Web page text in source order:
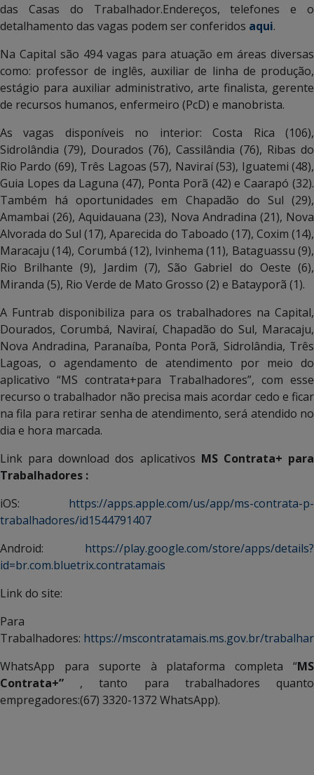
das Casas do Trabalhador.Endereços, telefones e o
detalhamento das vagas podem ser conferidos aqui.
Na Capital são 494 vagas para atuação em áreas diversas
como: professor de inglês, auxiliar de linha de produção,
estágio para auxiliar administrativo, arte finalista, gerente
de recursos humanos, enfermeiro (PcD) e manobrista.
As vagas disponíveis no interior: Costa Rica (106),
Sidrolândia (79), Dourados (76), Cassilândia (76), Ribas do
Rio Pardo (69), Três Lagoas (57), Naviraí (53), Iguatemi (48),
Guia Lopes da Laguna (47), Ponta Porã (42) e Caarapó (32).
Também há oportunidades em Chapadão do Sul (29),
Amambai (26), Aquidauana (23), Nova Andradina (21), Nova
Alvorada do Sul (17), Aparecida do Taboado (17), Coxim (14),
Maracaju (14), Corumbá (12), Ivinhema (11), Bataguassu (9),
Rio Brilhante (9), Jardim (7), São Gabriel do Oeste (6),
Miranda (5), Rio Verde de Mato Grosso (2) e Batayporã (1).
A Funtrab disponibiliza para os trabalhadores na Capital,
Dourados, Corumbá, Naviraí, Chapadão do Sul, Maracaju,
Nova Andradina, Paranaíba, Ponta Porã, Sidrolândia, Três
Lagoas, o agendamento de atendimento por meio do
aplicativo “MS contrata+para Trabalhadores”, com esse
recurso o trabalhador não precisa mais acordar cedo e ficar
na fila para retirar senha de atendimento, será atendido no
dia e hora marcada.
Link para download dos aplicativos MS Contrata+ para
Trabalhadores :
iOS: https://apps.apple.com/us/app/ms-contrata-p-
trabalhadores/id1544791407
Android: https://play.google.com/store/apps/details?
id=br.com.bluetrix.contratamais
Link do site:
Para
Trabalhadores: https://mscontratamais.ms.gov.br/trabalhar
WhatsApp para suporte à plataforma completa “MS
Contrata+” , tanto para trabalhadores quanto
empregadores:(67) 3320-1372 WhatsApp).